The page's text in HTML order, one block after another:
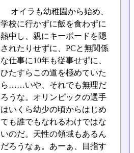
オイラも幼稚園から始め、
学校に行かずに飯を食わずに
熱中し、親にキーボードを隠
されたりせずに、PCと無関係
な仕事に10年も従事せずに、
ひたすらこの道を極めていた
ら……いや、それでも無理だ
ろうな。オリンピックの選手
はいくら幼少の頃からはじめ
ても誰でもなれるわけではな
いのだ。天性の領域もあるん
だろうなぁ。あーぁ、目指す